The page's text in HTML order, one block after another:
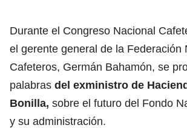
Durante el Congreso Nacional
el gerente general de la Federación
Cafeteros, Germán Bahamón, se
palabras del exministro de
Bonilla, sobre el futuro del Fondo
y su administración.